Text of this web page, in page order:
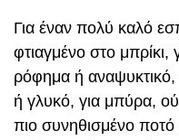
Για έναν πολύ καλό
φτιαγμένο στο μπρίκι,
ρόφημα ή αναψυκτικό,
ή γλυκό, για μπύρα,
πιο συνηθισμένο ποτό